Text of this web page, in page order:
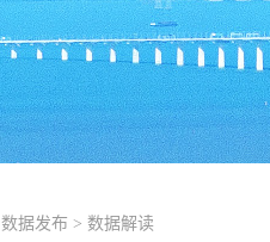
数据发布 > 数据解读